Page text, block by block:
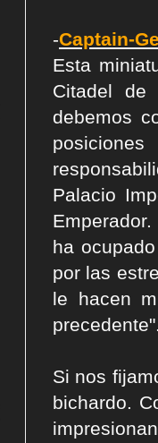
-Captain-
Esta
Citadel
debemos
Palacio
ha
por las
le hacen
Si nos
bichardo.